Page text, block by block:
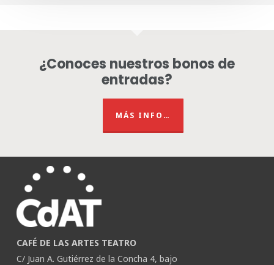
¿Conoces nuestros bonos de
entradas?
MÁS INFO…
CAFÉ DE LAS ARTES TEATRO
C/ Juan A. Gutiérrez de la Concha 4, bajo